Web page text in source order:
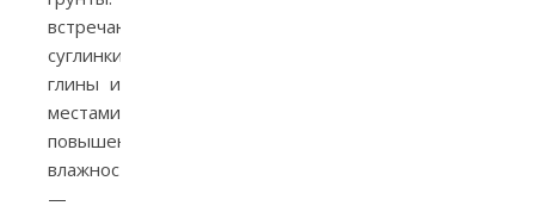
встречаются
суглинки,
глины и
местами
повышенная
влажность
—